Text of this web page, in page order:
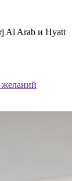
Al Arab и Hyatt
желаний